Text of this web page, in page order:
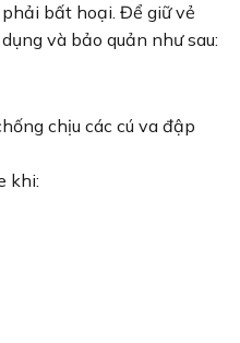
bất hoại. Để giữ vẻ
và bảo quản như sau:
chịu các cú va đập
khi: